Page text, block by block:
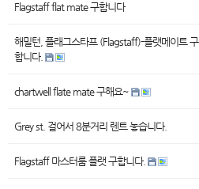
Flagstaff flat mate 구합니다
해밀턴, 플래그스타프 (Flagstaff)-플랫메이트 구
합니다.
chartwell flate mate 구해요~
Grey st. 걸어서 8분거리 렌트 놓습니다.
Flagstaff 마스터룸 플랫 구합니다.